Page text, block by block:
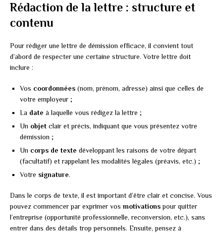
Rédaction de la lettre : structure et
contenu
Pour rédiger une lettre de démission efficace, il convient tout
d’abord de respecter une certaine structure. Votre lettre doit
inclure :
Vos coordonnées (nom, prénom, adresse) ainsi que celles de
votre employeur ;
La date à laquelle vous rédigez la lettre ;
Un objet clair et précis, indiquant que vous présentez votre
démission ;
Un corps de texte développant les raisons de votre départ
(facultatif) et rappelant les modalités légales (préavis, etc.) ;
Votre signature.
Dans le corps de texte, il est important d’être clair et concise. Vous
pouvez commencer par exprimer vos motivationspour quitter
l’entreprise (opportunité professionnelle, reconversion, etc.), sans
entrer dans des détails trop personnels. Ensuite, pensez à